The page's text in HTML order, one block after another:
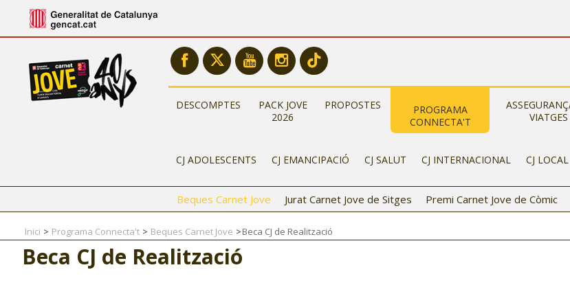
DESCOMPTES
PACK JOVE
2026
PROPOSTES
PROGRAMA
CONNECTA'T
VIATGES
CJ ADOLESCENTS CJ EMANCIPACIÓ CJ SALUT CJ INTERNACIONAL CJ LOCAL
Beques Carnet Jove Jurat Carnet Jove de Sitges Premi Carnet Jove de Còmic
Inici Programa Connecta't Beques Carnet Jove Beca CJ de Realització
Beca CJ de Realització